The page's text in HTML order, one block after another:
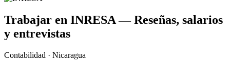
Trabajar en INRESA— Reseñas, salarios
y entrevistas
Contabilidad · Nicaragua